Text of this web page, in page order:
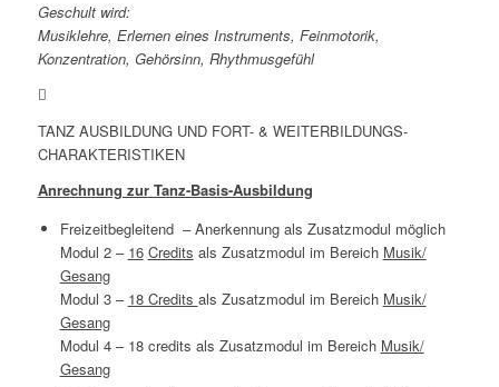
Geschult wird:
Musiklehre, Erlernen eines Instruments, Feinmotorik,
Konzentration, Gehörsinn, Rhythmusgefühl
TANZ AUSBILDUNG UND FORT- & WEITERBILDUNGS-
CHARAKTERISTIKEN
Anrechnung zur Tanz-Basis-Ausbildung
Freizeitbegleitend – Anerkennung als Zusatzmodul möglich
Modul 2 – 16 Credits als Zusatzmodul im Bereich Musik/
Gesang
Modul 3 – 18 Credits als Zusatzmodul im Bereich Musik/
Gesang
Modul 4 – 18 credits als Zusatzmodul im Bereich Musik/
Gesang